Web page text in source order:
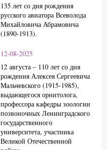
135 лет со дня рождения
русского авиатора Всеволода
Михайловича Абрамовича
(1890-1913).
12-08-2025
12 августа – 110 лет со дня
рождения Алексея Сергеевича
Мальчевского (1915-1985),
выдающегося орнитолога,
профессора кафедры зоологии
позвоночных Ленинградского
государственного
университета, участника
Великой Отечественной